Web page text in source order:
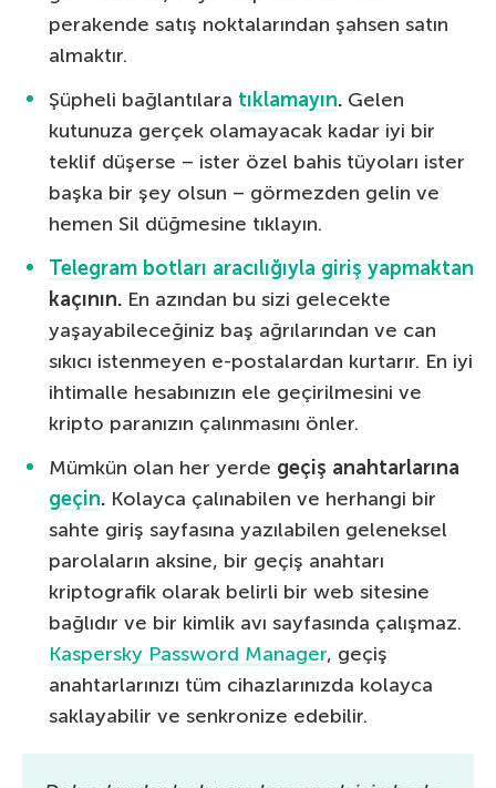
perakende satış noktalarından şahsen satın
almaktır.
Şüpheli bağlantılara tıklamayın. Gelen
kutunuza gerçek olamayacak kadar iyi bir
teklif düşerse – ister özel bahis tüyoları ister
başka bir şey olsun – görmezden gelin ve
hemen Sil düğmesine tıklayın.
Telegram botları aracılığıyla giriş yapmaktan
kaçının. En azından bu sizi gelecekte
yaşayabileceğiniz baş ağrılarından ve can
sıkıcı istenmeyen e-postalardan kurtarır. En iyi
ihtimalle hesabınızın ele geçirilmesini ve
kripto paranızın çalınmasını önler.
Mümkün olan her yerde geçiş anahtarlarına
geçin. Kolayca çalınabilen ve herhangi bir
sahte giriş sayfasına yazılabilen geleneksel
parolaların aksine, bir geçiş anahtarı
kriptografik olarak belirli bir web sitesine
bağlıdır ve bir kimlik avı sayfasında çalışmaz.
Kaspersky Password Manager, geçiş
anahtarlarınızı tüm cihazlarınızda kolayca
saklayabilir ve senkronize edebilir.